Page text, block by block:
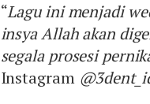
“Lagu ini menjadi
insya Allah akan
segala prosesi
Instagram